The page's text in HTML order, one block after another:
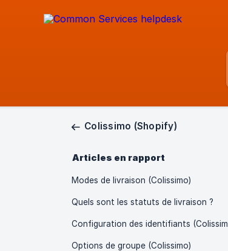
Colissimo (Shopify)
Articles en rapport
Modes de livraison (Colissimo)
Quels sont les statuts de livraison ?
Configuration des identifiants
Options de groupe (Colissimo)